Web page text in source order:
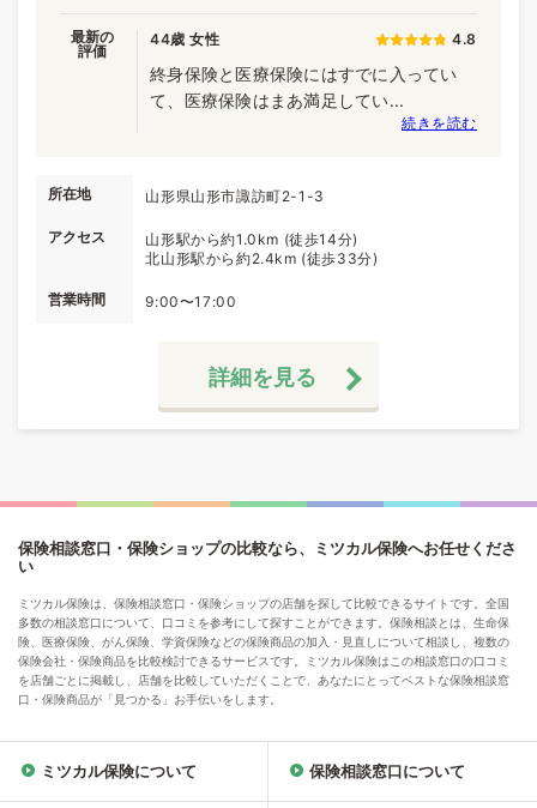
最新の
評価
44歳 女性 4.8
終身保険と医療保険にはすでに入ってい
て、医療保険はまあ満足してい...
続きを読む
所在地 山形県山形市諏訪町2-1-3
アクセス
山形駅から約1.0km (徒歩14分)
北山形駅から約2.4km (徒歩33分)
営業時間 9:00〜17:00
詳細を見る
保険相談窓口・保険ショップの比較なら、ミツカル保険へお任せくださ
い
ミツカル保険は、保険相談窓口・保険ショップの店舗を探して比較できるサイトです。全国
多数の相談窓口について、口コミを参考にして探すことができます。保険相談とは、生命保
険、医療保険、がん保険、学資保険などの保険商品の加入・見直しについて相談し、複数の
保険会社・保険商品を比較検討できるサービスです。ミツカル保険はこの相談窓口の口コミ
を店舗ごとに掲載し、店舗を比較していただくことで、あなたにとってベストな保険相談窓
口・保険商品が「見つかる」お手伝いをします。
ミツカル保険について 保険相談窓口について